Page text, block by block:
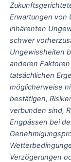
Erwartungen von
inhärenten
schwer
Ungewissheiten
anderen
tatsächlichen
möglicherweise
bestätigen,
verbunden sind,
Engpässen bei
Verzögerungen